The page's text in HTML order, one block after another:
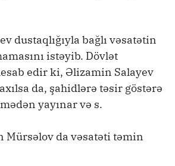
dustaqlığıyla bağlı vəsatətin
istəyib. Dövlət
edir ki, Əlizamin Salayev
da, şahidlərə təsir göstərə
yayınar və s.
Mürsəlov da vəsatəti təmin